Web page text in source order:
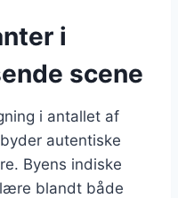
i
scene
i antallet af
autentiske
Byens indiske
blandt både